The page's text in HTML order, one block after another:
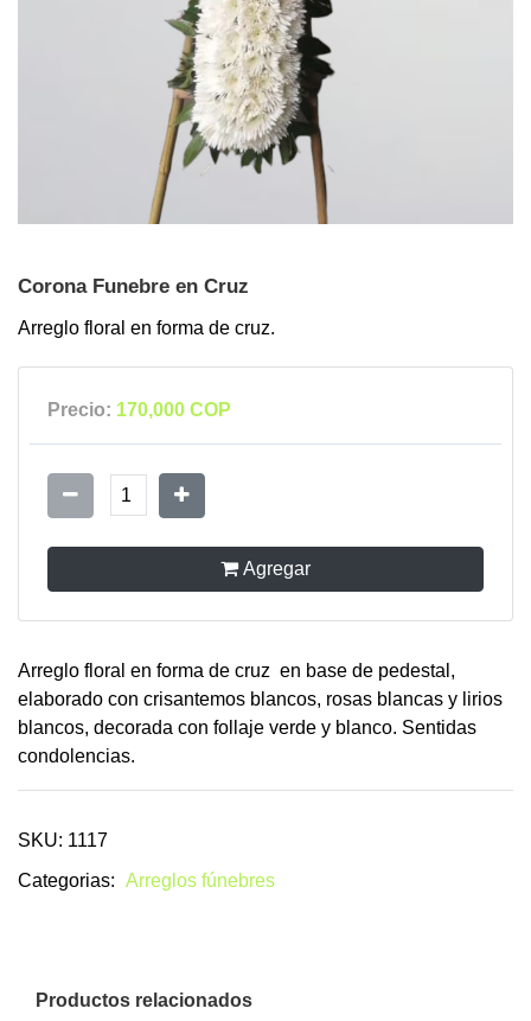
Corona Funebre en Cruz
Arreglo floral en forma de cruz.
Precio: 170,000 COP
1
Agregar
Arreglo floral en forma de cruz en base de pedestal,
elaborado con crisantemos blancos, rosas blancas y lirios
blancos, decorada con follaje verde y blanco. Sentidas
condolencias.
SKU: 1117
Categorias: Arreglos fúnebres
Productos relacionados